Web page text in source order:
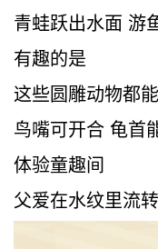
青蛙跃出水面 游
有趣的是
这些圆雕动物都
鸟嘴可开合 龟首
体验童趣间
父爱在水纹里流转